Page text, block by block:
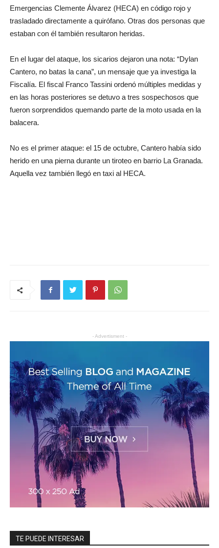
Emergencias Clemente Álvarez (HECA) en código rojo y
trasladado directamente a quirófano. Otras dos personas que
estaban con él también resultaron heridas.
En el lugar del ataque, los sicarios dejaron una nota: “Dylan
Cantero, no batas la cana”, un mensaje que ya investiga la
Fiscalía. El fiscal Franco Tassini ordenó múltiples medidas y
en las horas posteriores se detuvo a tres sospechosos que
fueron sorprendidos quemando parte de la moto usada en la
balacera.
No es el primer ataque: el 15 de octubre, Cantero había sido
herido en una pierna durante un tiroteo en barrio La Granada.
Aquella vez también llegó en taxi al HECA.
- Advertisment -
TE PUEDE INTERESAR